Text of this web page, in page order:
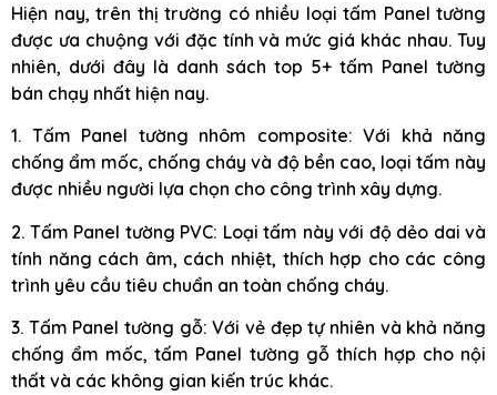
Hiện nay, trên thị trường có nhiều loại tấm Panel tường
được ưa chuộng với đặc tính và mức giá khác nhau. Tuy
nhiên, dưới đây là danh sách top 5+ tấm Panel tường
bán chạy nhất hiện nay.
1. Tấm Panel tường nhôm composite: Với khả năng
chống ẩm mốc, chống cháy và độ bền cao, loại tấm này
được nhiều người lựa chọn cho công trình xây dựng.
2. Tấm Panel tường PVC: Loại tấm này với độ dẻo dai và
tính năng cách âm, cách nhiệt, thích hợp cho các công
trình yêu cầu tiêu chuẩn an toàn chống cháy.
3. Tấm Panel tường gỗ: Với vẻ đẹp tự nhiên và khả năng
chống ẩm mốc, tấm Panel tường gỗ thích hợp cho nội
thất và các không gian kiến trúc khác.